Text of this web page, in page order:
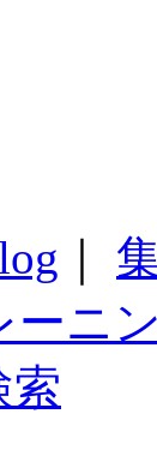
ーニ
索